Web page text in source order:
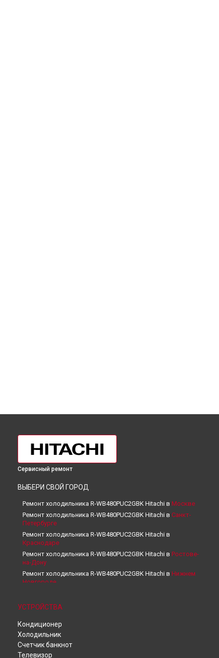
Сервисный ремонт
ВЫБЕРИ СВОЙ ГОРОД
Ремонт холодильника R-WB480PUC2GBK Hitachi в Москве
Ремонт холодильника R-WB480PUC2GBK Hitachi в Санкт-
Петербурге
Ремонт холодильника R-WB480PUC2GBK Hitachi в
Краснодаре
Ремонт холодильника R-WB480PUC2GBK Hitachi в Ростове-
на-Дону
Ремонт холодильника R-WB480PUC2GBK Hitachi в Нижнем
Новгороде
Новосибирске
Челябинске
Ремонт холодильника R-WB480PUC2GBK Hitachi в
Екатеринбурге
Ремонт холодильника R-WB480PUC2GBK Hitachi в
УСТРОЙСТВА
Кондиционер
Холодильник
Счетчик банкнот
Телевизор